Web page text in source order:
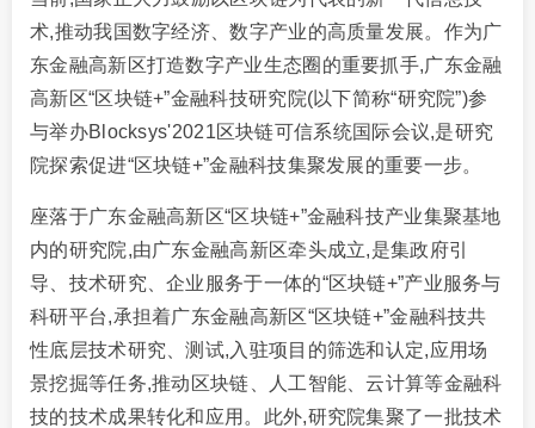
术,推动我国数字经济、数字产业的高质量发展。作为广
东金融高新区打造数字产业生态圈的重要抓手,广东金融
高新区“区块链+”金融科技研究院(以下简称“研究院”)参
与举办Blocksys'2021区块链可信系统国际会议,是研究
院探索促进“区块链+”金融科技集聚发展的重要一步。
座落于广东金融高新区“区块链+”金融科技产业集聚基地
内的研究院,由广东金融高新区牵头成立,是集政府引
导、技术研究、企业服务于一体的“区块链+”产业服务与
科研平台,承担着广东金融高新区“区块链+”金融科技共
性底层技术研究、测试,入驻项目的筛选和认定,应用场
景挖掘等任务,推动区块链、人工智能、云计算等金融科
技的技术成果转化和应用。此外,研究院集聚了一批技术